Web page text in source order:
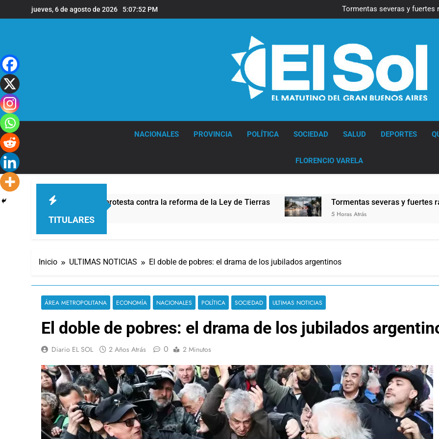
al
jueves, 6 de agosto de 2026 5:07:53 PM
Tormentas severas y fuertes
Senado debate el
Tormentas severas y fuertes
Senado debate el
Día del Cirujano
NACIONALES PROVINCIA POLÍTICA SOCIEDAD SALUD DEPORTES
FLORENCIO VARELA
TITULARES
por la protesta contra la reforma de la Ley de Tierras Tormentas severas y fuertes ráfagas de
5 Horas Atrás
Inicio ULTIMAS NOTICIAS El doble de pobres: el drama de los jubilados argentinos
ÁREA METROPOLITANA ECONOMÍA NACIONALES POLÍTICA SOCIEDAD ULTIMAS NOTICIAS
El doble de pobres: el drama de los jubilados
Diario EL SOL 2 Años Atrás 0 2 Minutos